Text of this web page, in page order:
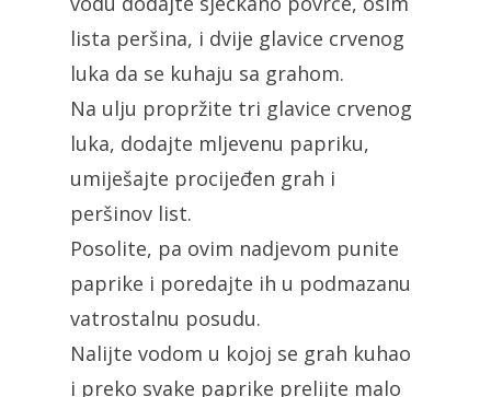
lista peršina, i dvije glavice crvenog
luka da se kuhaju sa grahom.
Na ulju propržite tri glavice crvenog
luka, dodajte mljevenu papriku,
umiješajte procijeđen grah i
peršinov list.
Posolite, pa ovim nadjevom punite
paprike i poredajte ih u podmazanu
vatrostalnu posudu.
Nalijte vodom u kojoj se grah kuhao
i preko svake paprike prelijte malo